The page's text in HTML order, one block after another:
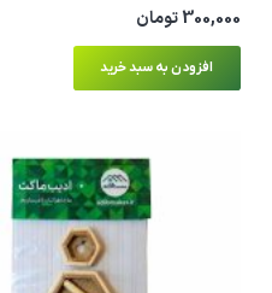
300,000تومان
افزودن به سبد خرید